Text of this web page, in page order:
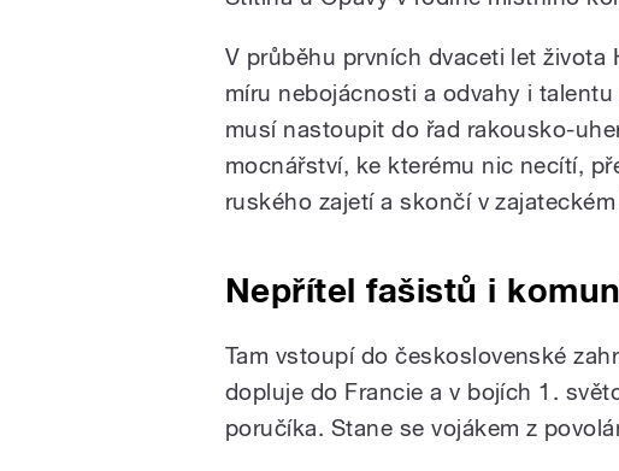
V průběhu prvních dvaceti let života
míru nebojácnosti a odvahy i
musí nastoupit do řad rakousko-
mocnářství, ke kterému nic necítí,
ruského zajetí a skončí v
Nepřítel fašistů i
Tam vstoupí do československé
dopluje do Francie a v bojích 1.
poručíka. Stane se vojákem z